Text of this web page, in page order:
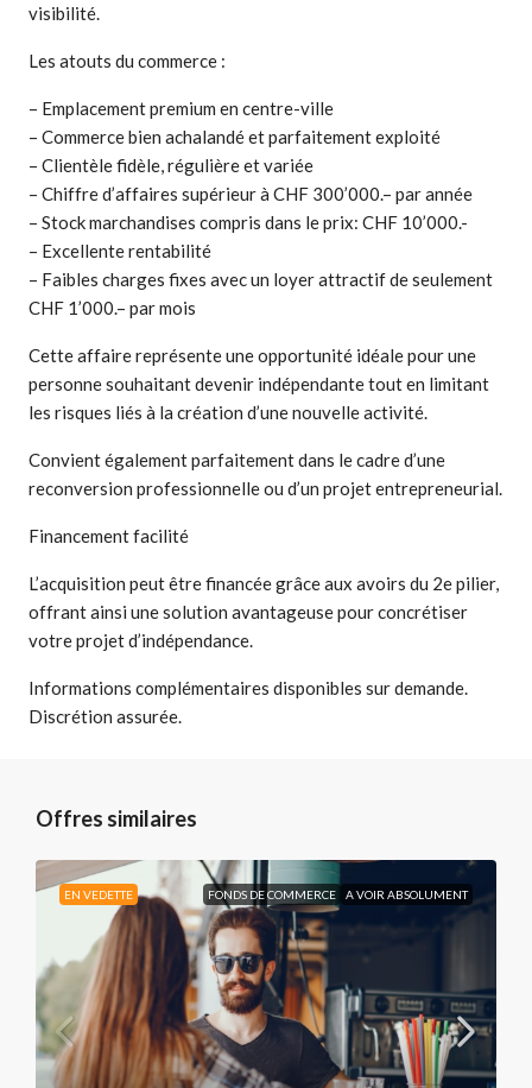
visibilité.
Les atouts du commerce :
– Emplacement premium en centre-ville
– Commerce bien achalandé et parfaitement exploité
– Clientèle fidèle, régulière et variée
– Chiffre d’affaires supérieur à CHF 300’000.– par année
– Stock marchandises compris dans le prix: CHF 10’000.-
– Excellente rentabilité
– Faibles charges fixes avec un loyer attractif de seulement
CHF 1’000.– par mois
Cette affaire représente une opportunité idéale pour une
personne souhaitant devenir indépendante tout en limitant
les risques liés à la création d’une nouvelle activité.
Convient également parfaitement dans le cadre d’une
reconversion professionnelle ou d’un projet entrepreneurial.
Financement facilité
L’acquisition peut être financée grâce aux avoirs du 2e pilier,
offrant ainsi une solution avantageuse pour concrétiser
votre projet d’indépendance.
Informations complémentaires disponibles sur demande.
Discrétion assurée.
Offres similaires
EN VEDETTE FONDS DE COMMERCE A VOIR ABSOLUMENT